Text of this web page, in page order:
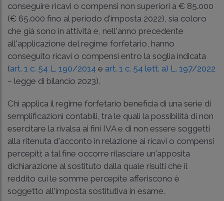
conseguire ricavi o compensi non superiori a € 85.000
(€ 65.000 fino al periodo d'imposta 2022), sia coloro
che già sono in attività e, nell'anno precedente
all'applicazione del regime forfetario, hanno
conseguito ricavi o compensi entro la soglia indicata
(art. 1 c. 54 L. 190/2014 e art. 1 c. 54 lett. a) L. 197/2022
– legge di bilancio 2023).
Chi applica il regime forfetario beneficia di una serie di
semplificazioni contabili, tra le quali la possibilità di non
esercitare la rivalsa ai fini IVA e di non essere soggetti
alla ritenuta d'acconto in relazione ai ricavi o compensi
percepiti; a tal fine occorre rilasciare un'apposita
dichiarazione al sostituto dalla quale risulti che il
reddito cui le somme percepite afferiscono è
soggetto all'imposta sostitutiva in esame.